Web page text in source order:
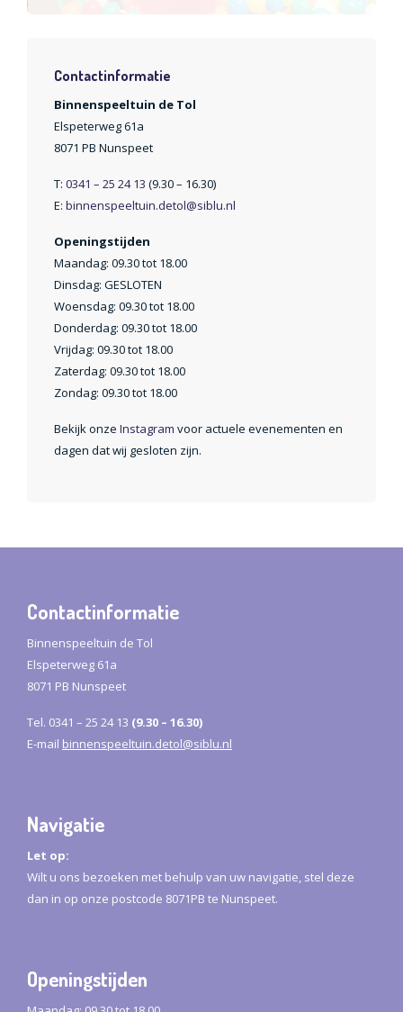
Contactinformatie
Binnenspeeltuin de Tol
Elspeterweg 61a
8071 PB Nunspeet
T: 0341 – 25 24 13 (9.30 – 16.30)
E: binnenspeeltuin.detol@siblu.nl
Openingstijden
Maandag: 09.30 tot 18.00
Dinsdag: GESLOTEN
Woensdag: 09.30 tot 18.00
Donderdag: 09.30 tot 18.00
Vrijdag: 09.30 tot 18.00
Zaterdag: 09.30 tot 18.00
Zondag: 09.30 tot 18.00
Bekijk onze Instagram voor actuele evenementen en
dagen dat wij gesloten zijn.
Contactinformatie
Binnenspeeltuin de Tol
Elspeterweg 61a
8071 PB Nunspeet
Tel. 0341 – 25 24 13 (9.30 – 16.30)
E-mail binnenspeeltuin.detol@siblu.nl
Navigatie
Let op:
Wilt u ons bezoeken met behulp van uw navigatie, stel deze
dan in op onze postcode 8071PB te Nunspeet.
Openingstijden